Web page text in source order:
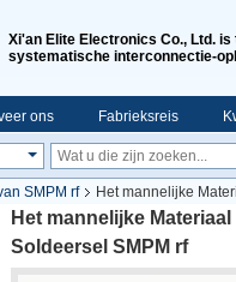
Xi'an Elite Electronics Co., Ltd.
systematische interconnectie-
ons Fabrieksreis
SMPM rf
Het mannelijke
Het mannelijke
Soldeersel SMPM rf